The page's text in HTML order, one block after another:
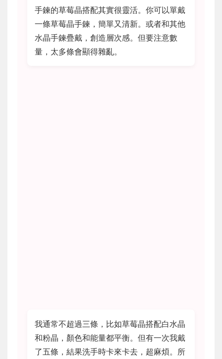
手鍊的草莓晶搭配其實很靈活。你可以單戴
一條草莓晶手鍊，簡單又清新。或者和其他
水晶手鍊疊戴，創造層次感。但要注意數
量，太多條會顯得雜亂。
我通常不超過三條，比如草莓晶搭配白水晶
和粉晶，顏色和能量都平衡。但有一次我戴
了五條，結果洗手時卡來卡去，超麻煩。所